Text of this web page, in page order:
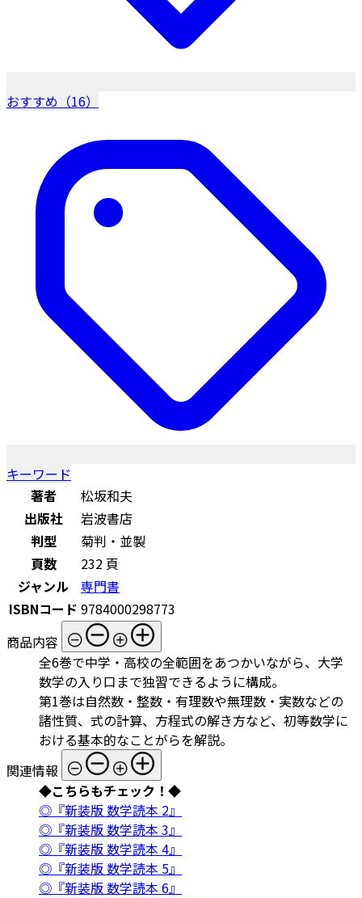
おすすめ（16）
キーワード
著者
松坂和夫
出版社
岩波書店
判型
菊判・並製
頁数
232 頁
ジャンル
専門書
ISBNコード 9784000298773
商品内容
全6巻で中学・高校の全範囲をあつかいながら、大学
数学の入り口まで独習できるように構成。
第1巻は自然数・整数・有理数や無理数・実数などの
諸性質、式の計算、方程式の解き方など、初等数学に
おける基本的なことがらを解説。
関連情報
◆こちらもチェック！◆
◎『新装版 数学読本 2』
◎『新装版 数学読本 3』
◎『新装版 数学読本 4』
◎『新装版 数学読本 5』
◎『新装版 数学読本 6』